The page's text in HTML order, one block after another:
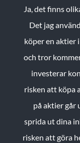
Ja, det finns
Det jag
köper en aktier
och tror
investerar
risken att köpa
på aktier går
sprida ut dina
risken att göra